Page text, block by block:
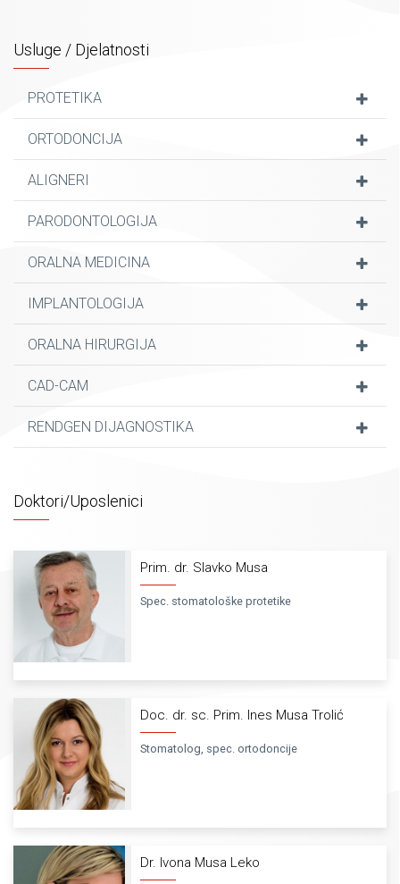
Usluge / Djelatnosti
PROTETIKA
ORTODONCIJA
ALIGNERI
PARODONTOLOGIJA
ORALNA MEDICINA
IMPLANTOLOGIJA
ORALNA HIRURGIJA
CAD-CAM
RENDGEN DIJAGNOSTIKA
Doktori/Uposlenici
Prim. dr. Slavko Musa
Spec. stomatološke protetike
Doc. dr. sc. Prim. Ines Musa Trolić
Stomatolog, spec. ortodoncije
Dr. Ivona Musa Leko